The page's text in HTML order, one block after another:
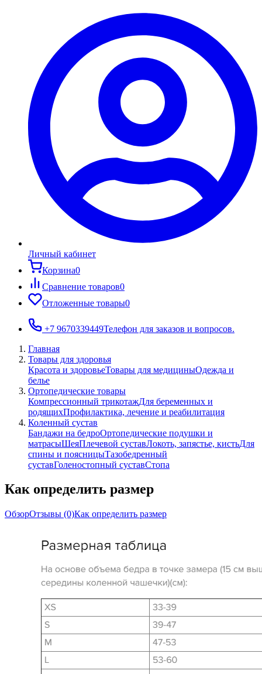
Личный кабинет
Корзина0
Сравнение товаров0
Отложенные товары0
+7 9670339449Телефон для заказов и вопросов.
Главная
Товары для здоровья
Красота и здоровьеТовары для медициныОдежда и
белье
Ортопедические товары
Компрессионный трикотажДля беременных и
родящихПрофилактика, лечение и реабилитация
Коленный сустав
Бандажи на бедроОртопедические подушки и
матрасыШеяПлечевой суставЛокоть, запястье, кистьДля
спины и поясницыТазобедренный
суставГоленостопный суставСтопа
Как определить размер
ОбзорОтзывы (0)Как определить размер